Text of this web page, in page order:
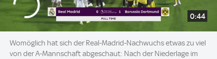
0:44
Womöglich hat sich der Real-Madrid-Nachwuchs etwas zu viel
von der A-Mannschaft abgeschaut: Nach der Niederlage im